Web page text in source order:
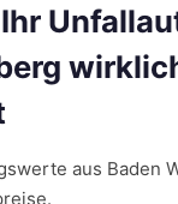
Ihr
aus Baden